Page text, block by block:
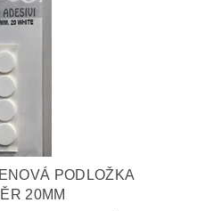
PODLOŽKA
20MM